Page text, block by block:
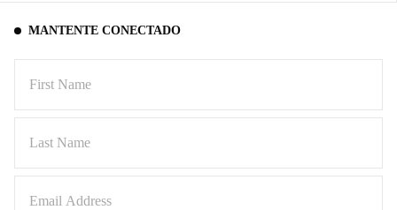
MANTENTE CONECTADO